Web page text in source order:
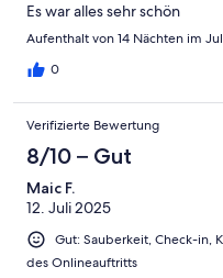
Es war alles sehr schön
Aufenthalt von 14 Nächten im
0
Verifizierte Bewertung
8/10 – Gut
Maic F.
12. Juli 2025
Gut: Sauberkeit, Check-in,
des Onlineauftritts